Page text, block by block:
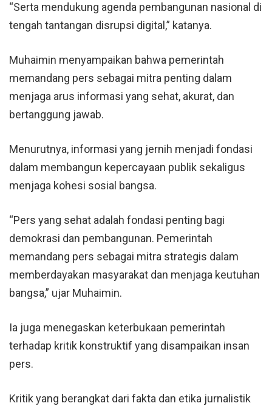
“Serta mendukung agenda pembangunan nasional di
tengah tantangan disrupsi digital,” katanya.
Muhaimin menyampaikan bahwa pemerintah
memandang pers sebagai mitra penting dalam
menjaga arus informasi yang sehat, akurat, dan
bertanggung jawab.
Menurutnya, informasi yang jernih menjadi fondasi
dalam membangun kepercayaan publik sekaligus
menjaga kohesi sosial bangsa.
“Pers yang sehat adalah fondasi penting bagi
demokrasi dan pembangunan. Pemerintah
memandang pers sebagai mitra strategis dalam
memberdayakan masyarakat dan menjaga keutuhan
bangsa,” ujar Muhaimin.
Ia juga menegaskan keterbukaan pemerintah
terhadap kritik konstruktif yang disampaikan insan
pers.
Kritik yang berangkat dari fakta dan etika jurnalistik